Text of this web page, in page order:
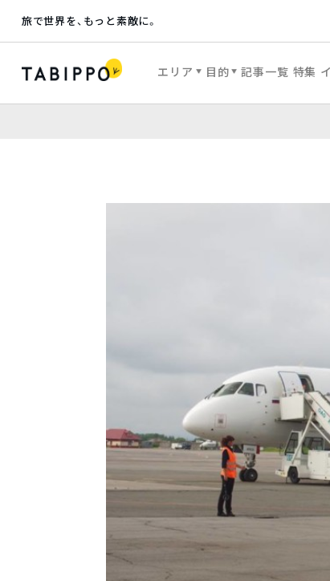
旅で世界を、もっと素敵に。
エリア 目的 記事一覧 特集